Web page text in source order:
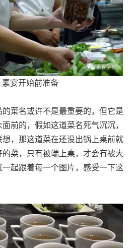
素宴开始前准备
菜名或许不是最重要的，但它是
前的，假如这道菜名死气沉沉，
，那这道菜在还没出锅上桌前就
菜，只有被端上桌，才会有被大
起跟着每一个图片，感受一下这